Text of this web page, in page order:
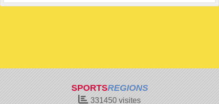
SPORTSREGIONS
331450 visites